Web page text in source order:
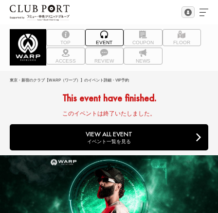
TOP EVENT COUPON FLOOR
ACCESS REVIEW NEWS
東京・新宿のクラブ【WARP（ワープ）】のイベント詳細・VIP予約
This event have finished.
このイベントは終了いたしました。
VIEW ALL EVENT
イベント一覧を見る